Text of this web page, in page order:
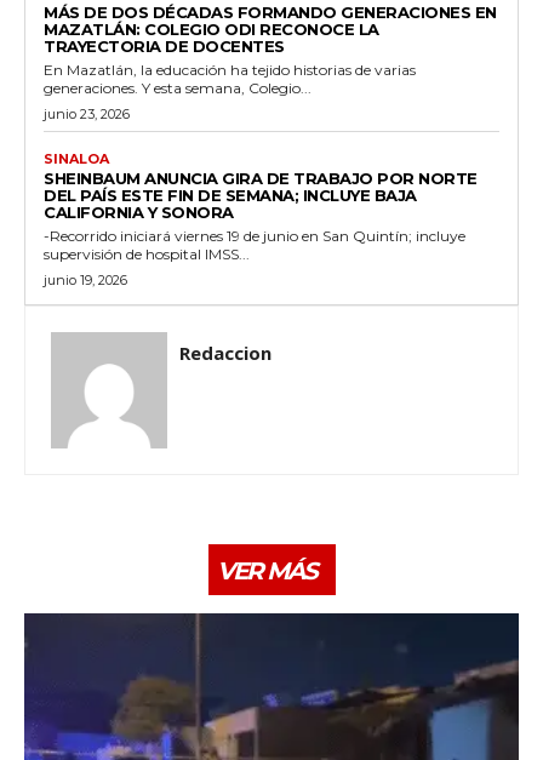
MÁS DE DOS DÉCADAS FORMANDO GENERACIONES EN
MAZATLÁN: COLEGIO ODI RECONOCE LA
TRAYECTORIA DE DOCENTES
En Mazatlán, la educación ha tejido historias de varias
generaciones. Y esta semana, Colegio...
junio 23, 2026
SINALOA
SHEINBAUM ANUNCIA GIRA DE TRABAJO POR NORTE
DEL PAÍS ESTE FIN DE SEMANA; INCLUYE BAJA
CALIFORNIA Y SONORA
-Recorrido iniciará viernes 19 de junio en San Quintín; incluye
supervisión de hospital IMSS...
junio 19, 2026
Redaccion
VER MÁS